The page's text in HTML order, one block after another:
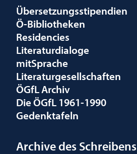
Übersetzungsstipendien
Ö-Bibliotheken
Residencies
Literaturdialoge
mitSprache
Literaturgesellschaften
ÖGfL Archiv
Die ÖGfL 1961-1990
Gedenktafeln
Archive des Schreibens